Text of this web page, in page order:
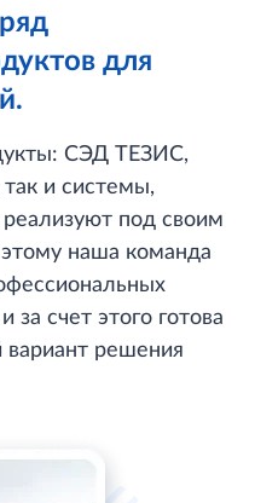
для
СЭД ТЕЗИС,
и системы,
под своим
наша команда
за счет этого готова
решения